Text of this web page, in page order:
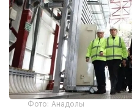
Фото: Анадолы